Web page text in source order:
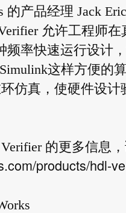
的产品经理 Jack
允许工程师在
频率快速运行设计
这样方便的
仿真，使硬件设计
的更多信息，
products/hdl-